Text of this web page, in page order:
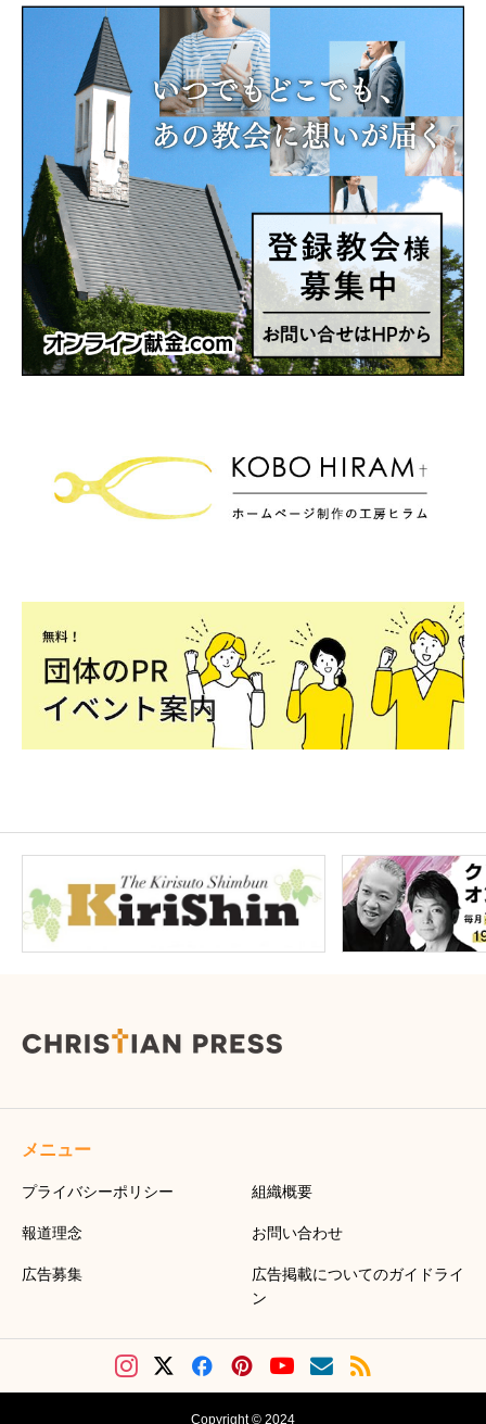
メニュー
プライバシーポリシー 組織概要
報道理念 お問い合わせ
広告募集
広告掲載についてのガイドライ
ン
Copyright © 2024